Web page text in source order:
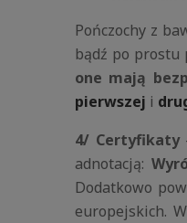
Pończochy z
bądź po prostu
one mają
pierwszej i
4/ Certyfikaty
adnotacją:
Dodatkowo
europejskich.